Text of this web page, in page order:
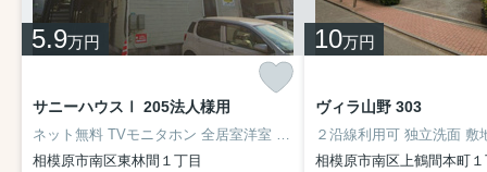
5.9万円
サニーハウスⅠ 205法人様用
ネット無料 TVモニタホン 全居室洋室 エアコン 最上階 角部屋 収納豊富 敷地内駐車場 陽当り良好
相模原市南区東林間１丁目
10万円
ヴィラ山野 303
相模原市南区上鶴間本町